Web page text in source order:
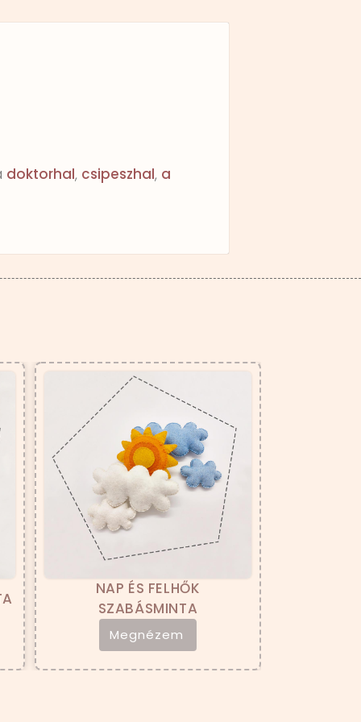
doktorhal, csipeszhal, a
NAP ÉS FELHŐK
SZABÁSMINTA
Megnézem
HATTYÚ